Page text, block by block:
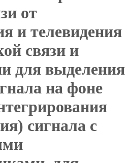
от
и телевидения
связи и
для выделения
на фоне
сигнала с